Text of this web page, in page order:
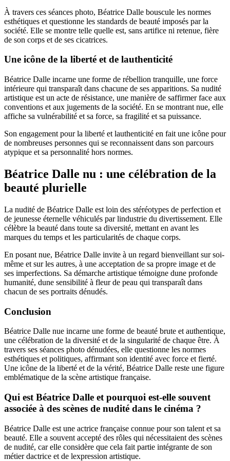
À travers ces séances photo, Béatrice Dalle bouscule les normes
esthétiques et questionne les standards de beauté imposés par la
société. Elle se montre telle quelle est, sans artifice ni retenue, fière
de son corps et de ses cicatrices.
Une icône de la liberté et de lauthenticité
Béatrice Dalle incarne une forme de rébellion tranquille, une force
intérieure qui transparaît dans chacune de ses apparitions. Sa nudité
artistique est un acte de résistance, une manière de saffirmer face aux
conventions et aux jugements de la société. En se montrant nue, elle
affiche sa vulnérabilité et sa force, sa fragilité et sa puissance.
Son engagement pour la liberté et lauthenticité en fait une icône pour
de nombreuses personnes qui se reconnaissent dans son parcours
atypique et sa personnalité hors normes.
Béatrice Dalle nu : une célébration de la
beauté plurielle
La nudité de Béatrice Dalle est loin des stéréotypes de perfection et
de jeunesse éternelle véhiculés par lindustrie du divertissement. Elle
célèbre la beauté dans toute sa diversité, mettant en avant les
marques du temps et les particularités de chaque corps.
En posant nue, Béatrice Dalle invite à un regard bienveillant sur soi-
même et sur les autres, à une acceptation de sa propre image et de
ses imperfections. Sa démarche artistique témoigne dune profonde
humanité, dune sensibilité à fleur de peau qui transparaît dans
chacun de ses portraits dénudés.
Conclusion
Béatrice Dalle nue incarne une forme de beauté brute et authentique,
une célébration de la diversité et de la singularité de chaque être. À
travers ses séances photo dénudées, elle questionne les normes
esthétiques et politiques, affirmant son identité avec force et fierté.
Une icône de la liberté et de la vérité, Béatrice Dalle reste une figure
emblématique de la scène artistique française.
Qui est Béatrice Dalle et pourquoi est-elle souvent
associée à des scènes de nudité dans le cinéma ?
Béatrice Dalle est une actrice française connue pour son talent et sa
beauté. Elle a souvent accepté des rôles qui nécessitaient des scènes
de nudité, car elle considère que cela fait partie intégrante de son
métier dactrice et de lexpression artistique.